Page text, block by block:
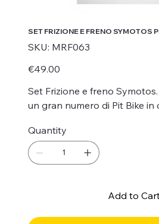
SET FRIZIONE E FRENO SYMOTOS
SKU: SKU
MRF063
MRF063
Price
€49.00
Set Frizione e freno
un gran numero di Pit Bike in
Quantity
Add to